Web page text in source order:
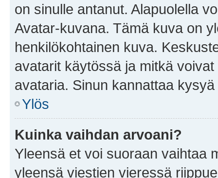
on sinulle antanut. Alapuolella
Avatar-kuvana. Tämä kuva on
henkilökohtainen kuva.
avatarit käytössä ja mitkä
avataria. Sinun kannattaa
Ylös
Kuinka vaihdan arvoani?
Yleensä et voi suoraan vaihtaa
yleensä viestien vieressä